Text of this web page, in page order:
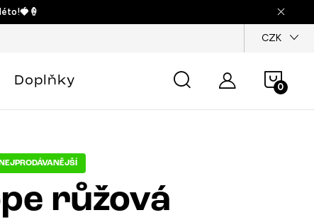
CZK
košík
Doplňky
NEJPRODÁVANĚJŠÍ
růžová